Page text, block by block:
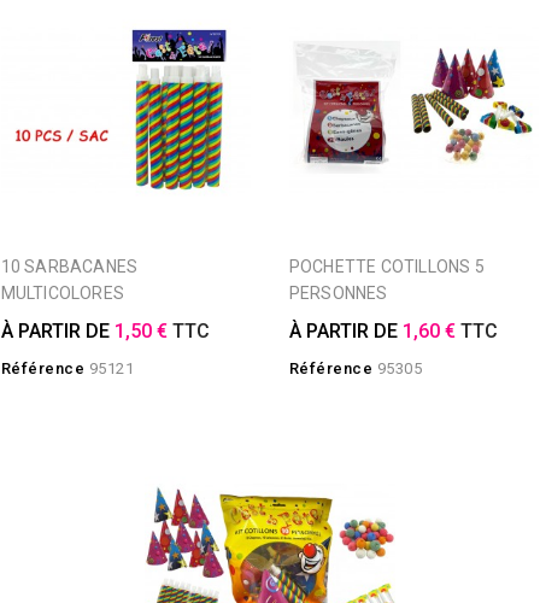
10 SARBACANES
MULTICOLORES
À PARTIR DE 1,50 € TTC
Référence 95121
POCHETTE COTILLONS 5
PERSONNES
À PARTIR DE 1,60 € TTC
Référence 95305